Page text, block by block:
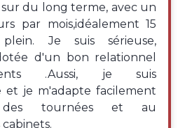
du long terme, avec un
par mois,idéalement 15
Je suis sérieuse,
d'un bon relationnel
.Aussi, je suis
et je m'adapte facilement
des tournées et au